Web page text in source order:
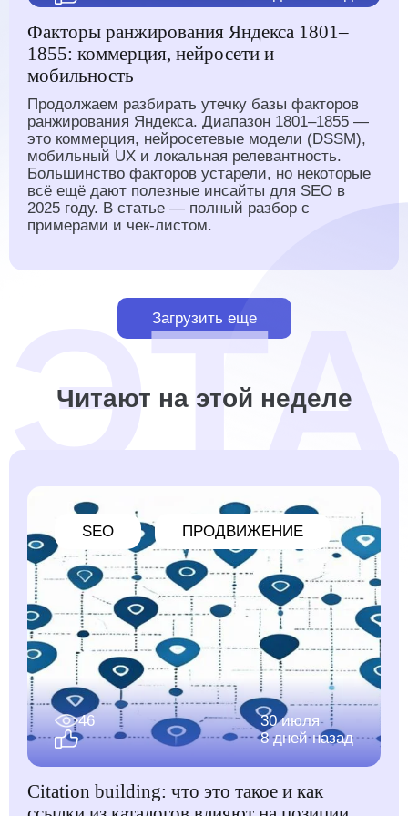
Факторы ранжирования Яндекса 1801–
1855: коммерция, нейросети и
мобильность
Продолжаем разбирать утечку базы факторов
ранжирования Яндекса. Диапазон 1801–1855 —
это коммерция, нейросетевые модели (DSSM),
мобильный UX и локальная релевантность.
Большинство факторов устарели, но некоторые
всё ещё дают полезные инсайты для SEO в
2025 году. В статье — полный разбор с
примерами и чек-листом.
Загрузить еще
Читают на этой неделе
SEO ПРОДВИЖЕНИЕ
46
30 июля
8 дней назад
Citation building: что это такое и как